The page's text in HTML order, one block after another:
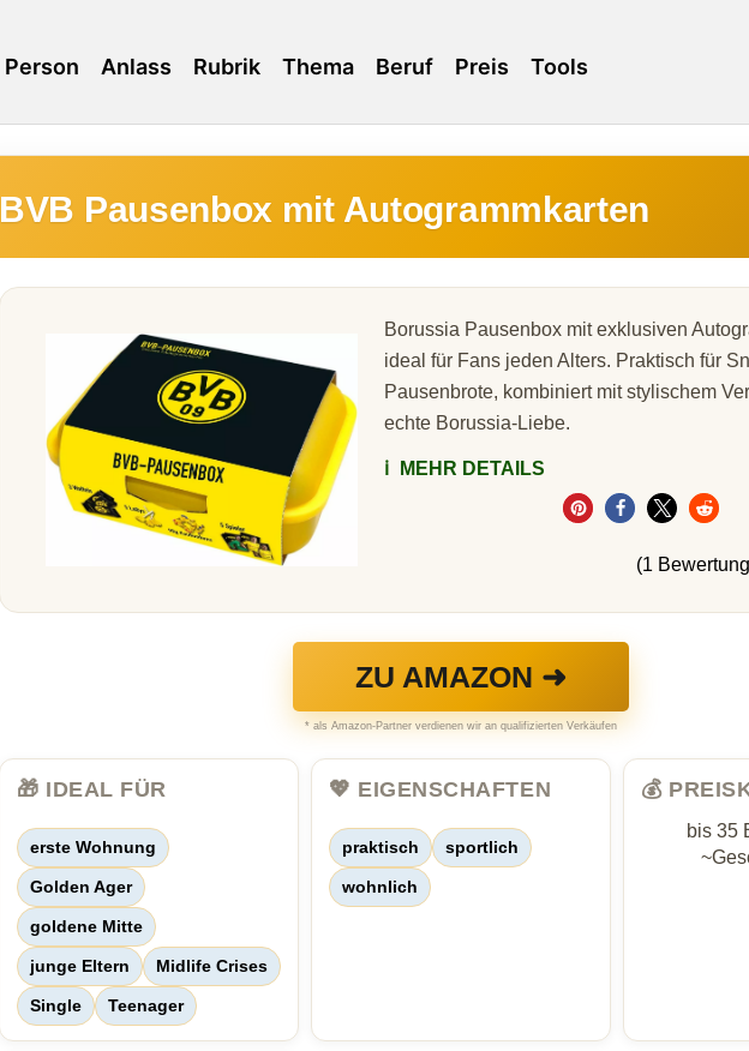
Person Anlass Rubrik Thema Beruf Preis Tools
BVB Pausenbox mit Autogrammkarten
Borussia Pausenbox mit exklusiven
ideal für Fans jeden Alters. Praktisch für
Pausenbrote, kombiniert mit stylischem
echte Borussia-Liebe.
ℹ️ MEHR DETAILS
(1
ZU AMAZON ➜
* als Amazon-Partner verdienen wir an qualifizierten Verkäufen
🎁 IDEAL FÜR
erste Wohnung
Golden Ager
goldene Mitte
junge Eltern Midlife Crises
Single Teenager
💖 EIGENSCHAFTEN
praktisch sportlich
wohnlich
💰
bis 35